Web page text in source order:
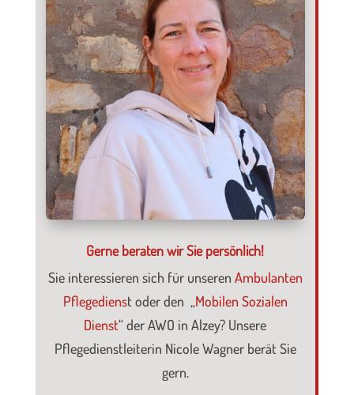
Gerne beraten wir Sie persönlich!
Sie interessieren sich für unseren Ambulanten
Pflegedienst oder den „Mobilen Sozialen
Dienst“ der AWO in Alzey? Unsere
Pflegedienstleiterin Nicole Wagner berät Sie
gern.